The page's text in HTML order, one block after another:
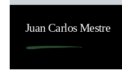
Juan Carlos Mestre